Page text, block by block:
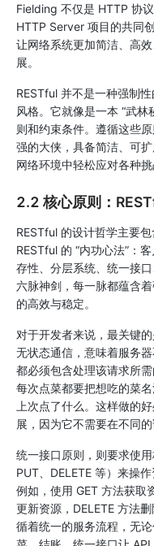
Fielding 不仅是 HTTP 协
HTTP Server 项目的共同
让网络系统更加简洁、高
展。
RESTful 并不是一种强制
风格。它就像是一本 “武
则和约束条件。遵循这些
强的大侠，具备简洁、可
网络环境中轻松应对各种挑
2.2 核心原则：
RESTful 的设计哲学主要
RESTful 的 “内功心法”：
存性、分层系统、统一接
六脉神剑，每一脉都蕴含
的高效与稳定。
对于开发者来说，最关键
无状态通信，意味着服务
都必须包含处理该请求所
每次点菜都要把想吃的菜
上次点了什么。这样做的
展，因为它不需要在不同
统一接口原则，则要求使
PUT、DELETE 等）来操
例如，使用 GET 方法获取
更新资源，DELETE 方法
循着统一的服务流程，无